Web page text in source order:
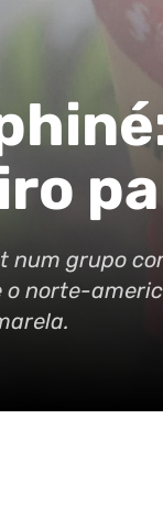
num grupo
o norte-